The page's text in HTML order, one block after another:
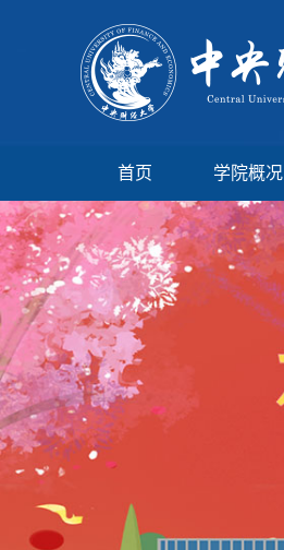
首页 学院概况